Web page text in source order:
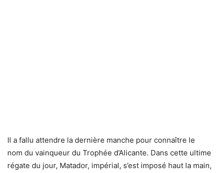
Il a fallu attendre la dernière manche pour connaître le
nom du vainqueur du Trophée d’Alicante. Dans cette ultime
régate du jour, Matador, impérial, s’est imposé haut la main,